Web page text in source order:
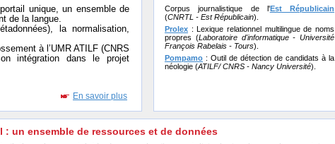
unique, un ensemble de
de la langue.
la normalisation,
à l’UMR ATILF (CNRS
intégration dans le projet
En savoir plus
Corpus journalistique de l'Est Républicain
(CNRTL - Est Républicain).
Prolex : Lexique relationnel multilingue de noms
propres (Laboratoire d'informatique - Université
François Rabelais - Tours).
Pompamo : Outil de détection de candidats à la
néologie (ATILF/ CNRS - Nancy Université).
: un ensemble de ressources et de données